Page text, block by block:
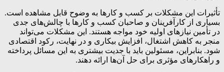
تأثیرات این مشکلات بر کسب و کارها به وضوح قابل مشاهده است.
بسیاری از کارآفرینان و صاحبان کسب و کارها با چالش‌های جدی
در تأمین نیازهای اولیه خود مواجه هستند. این مشکلات می‌تواند
منجر به کاهش اشتغال، افزایش بیکاری و در نهایت، رکود اقتصادی
شود. بنابراین، مسئولین باید با جدیت بیشتری به این مسائل پرداخته
و راهکارهای مؤثری برای حل آن‌ها ارائه دهند.